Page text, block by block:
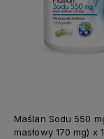
Maślan Sodu 550
masłowy 170 mg) x